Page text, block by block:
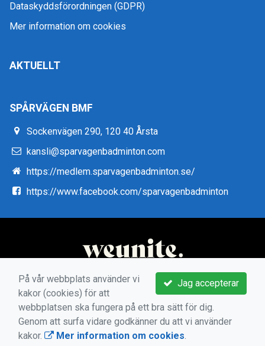
Dataskyddsförordningen (GDPR)
Mer information om cookies
AKTUELLT
SPÅRVÄGEN BMF
Sockenvägen 290, 120 40 Årsta
kansli@sparvagenbadminton.com
https://medlem.sparvagenbadminton.se/
https://www.facebook.com/sparvagenbadminton
Jag accepterar
På vår webbplats använder vi
kakor (cookies) för att
webbplatsen ska fungera på ett bra sätt för dig.
Genom att surfa vidare godkänner du att vi använder
kakor.
Mer information om cookies.